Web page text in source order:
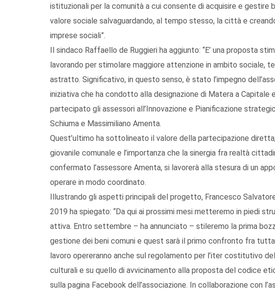
istituzionali per la comunità a cui consente di acquisire e gestire
valore sociale salvaguardando, al tempo stesso, la città e
imprese sociali”.
Il sindaco Raffaello de Ruggieri ha aggiunto: “E’ una proposta
lavorando per stimolare maggiore attenzione in ambito sociale,
astratto. Significativo, in questo senso, è stato l’impegno
iniziativa che ha condotto alla designazione di Matera a Capitale
partecipato gli assessori all’Innovazione e Pianificazione
Schiuma e Massimiliano Amenta.
Quest’ultimo ha sottolineato il valore della partecipazione
giovanile comunale e l’importanza che la sinergia fra realtà
confermato l’assessore Amenta, si lavorerà alla stesura di un
operare in modo coordinato.
Illustrando gli aspetti principali del progetto, Francesco
2019 ha spiegato: “Da qui ai prossimi mesi metteremo in piedi
attiva. Entro settembre – ha annunciato – stileremo la prima
gestione dei beni comuni e quest sarà il primo confronto fra
lavoro opereranno anche sul regolamento per l’iter costitutivo
culturali e su quello di avvicinamento alla proposta del codice
sulla pagina Facebook dell’associazione. In collaborazione con